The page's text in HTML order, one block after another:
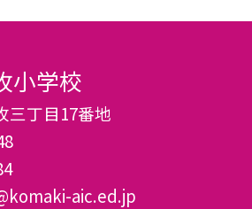
小学校
三丁目17番地
aic.ed.jp